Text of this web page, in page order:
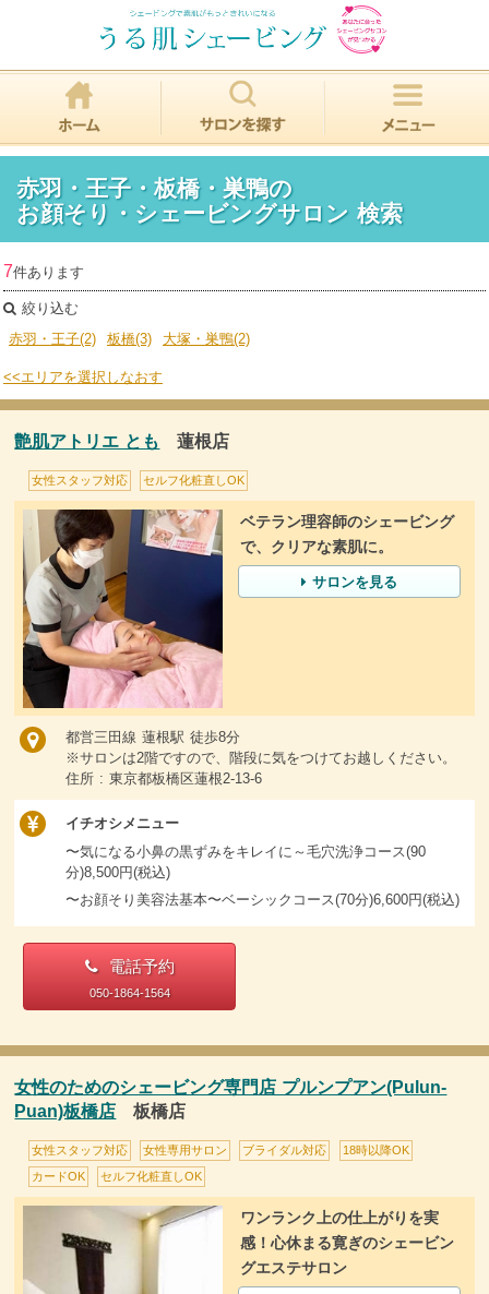
赤羽・王子・板橋・巣鴨の
お顔そり・シェービングサロン 検索
7件あります
絞り込む
赤羽・王子(2)
板橋(3) 大塚・巣鴨(2)
<<エリアを選択しなおす
艶肌アトリエ とも 蓮根店
女性スタッフ対応 セルフ化粧直しOK
ベテラン理容師のシェービング
で、クリアな素肌に。
サロンを見る
都営三田線 蓮根駅 徒歩8分
※サロンは2階ですので、階段に気をつけてお越しください。
住所 : 東京都板橋区蓮根2-13-6
イチオシメニュー
〜気になる小鼻の黒ずみをキレイに～毛穴洗浄コース(90
分)8,500円(税込)
〜お顔そり美容法基本〜ベーシックコース(70分)6,600円(税込)
電話予約
050-1864-1564
女性のためのシェービング専門店 プルンプアン(Pulun-
Puan)板橋店 板橋店
女性スタッフ対応 女性専用サロン ブライダル対応 18時以降OK
カードOK セルフ化粧直しOK
ワンランク上の仕上がりを実
感！心休まる寛ぎのシェービン
グエステサロン